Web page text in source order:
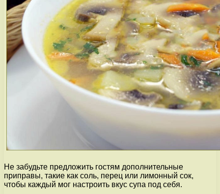
Не забудьте предложить гостям дополнительные
приправы, такие как соль, перец или лимонный сок,
чтобы каждый мог настроить вкус супа под себя.